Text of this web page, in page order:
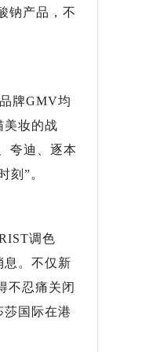
钠产品，不
牌GMV均
美妆的战
夸迪、逐本
刻”。
调色
息。不仅新
不忍痛关闭
国际在港